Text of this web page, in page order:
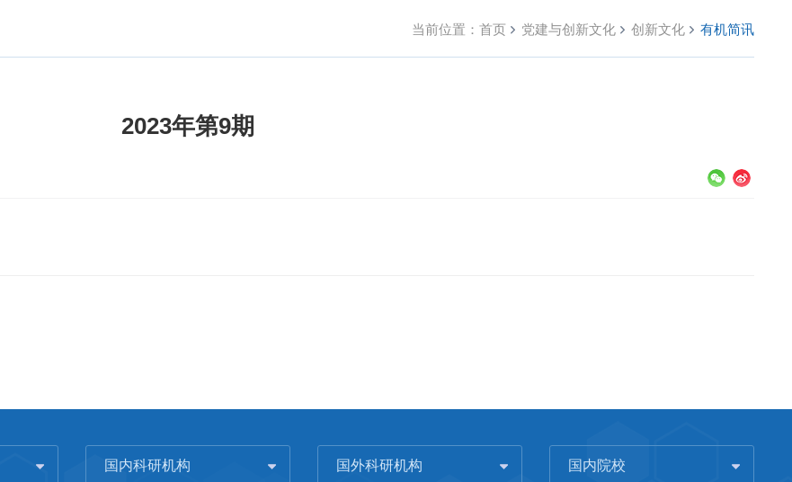
当前位置： 首页 党建与创新文化 创新文化 有机简讯
2023年第9期
国内科研机构 国外科研机构 国内院校